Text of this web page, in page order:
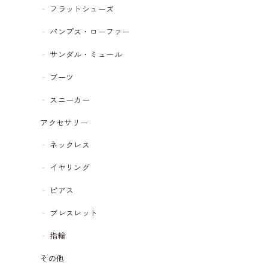
フラットシューズ
パンプス・ローファー
サンダル・ミュール
ブーツ
スニーカー
アクセサリー
ネックレス
イヤリング
ピアス
ブレスレット
指輪
その他